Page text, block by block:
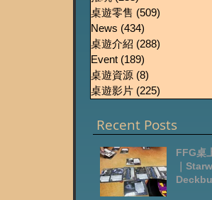
德爾塔》繁體中
華版開放預售
桌遊零售 (509)
News (434)
桌遊介紹 (288)
Event (189)
桌遊資源 (8)
桌遊影片 (225)
Recent Posts
FFG桌
｜